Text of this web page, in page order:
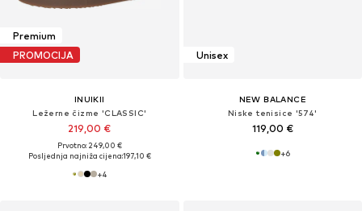
Premium
PROMOCIJA
INUIKII
Ležerne čizme 'CLASSIC'
219,00 €
Prvotno: 249,00 €
Posljednja najniža cijena:197,10 €
+4
Unisex
NEW BALANCE
Niske tenisice '574'
119,00 €
+6